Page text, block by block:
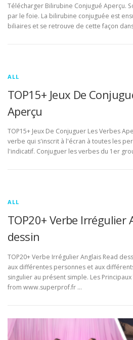
Télécharger Bilirubine Conjugué Aperçu.
par le foie. La bilirubine conjuguée est
biliaires et se retrouve de cette façon
ALL
TOP15+ Jeux De
Aperçu
TOP15+ Jeux De Conjuguer Les Verbes
verbe qui s'inscrit à l'écran à toutes les
l'indicatif. Conjuguer les verbes du 1er
ALL
TOP20+ Verbe Irrégulier
dessin
TOP20+ Verbe Irrégulier Anglais Read
aux différentes personnes et aux
singulier au présent simple. Les
from www.superprof.fr …